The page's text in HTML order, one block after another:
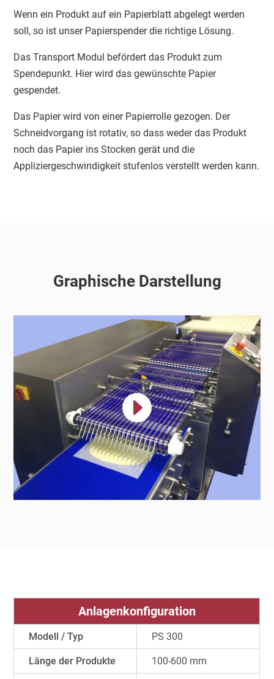
Wenn ein Produkt auf ein Papierblatt abgelegt werden
soll, so ist unser Papierspender die richtige Lösung.
Das Transport Modul befördert das Produkt zum
Spendepunkt. Hier wird das gewünschte Papier
gespendet.
Das Papier wird von einer Papierrolle gezogen. Der
Schneidvorgang ist rotativ, so dass weder das Produkt
noch das Papier ins Stocken gerät und die
Appliziergeschwindigkeit stufenlos verstellt werden kann.
Graphische Darstellung
Anlagenkonfiguration
Modell / Typ PS 300
Länge der Produkte 100-600 mm